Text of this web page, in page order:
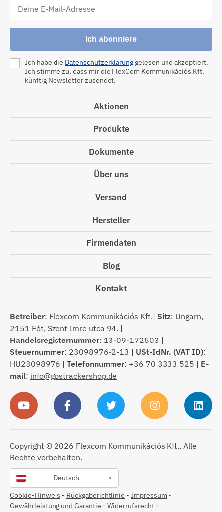
Ich abonniere
Ich habe die Datenschutzerklärung gelesen und akzeptiert.
Ich stimme zu, dass mir die FlexCom Kommunikációs Kft.
künftig Newsletter zusendet.
Aktionen
Produkte
Dokumente
Über uns
Versand
Hersteller
Firmendaten
Blog
Kontakt
Betreiber: Flexcom Kommunikációs Kft.| Sitz: Ungarn,
2151 Fót, Szent Imre utca 94. |
Handelsregisternummer: 13-09-172503 |
Steuernummer: 23098976-2-13 | USt-IdNr. (VAT ID):
HU23098976 | Telefonnummer: +36 70 3333 525 | E-
mail: info@gpstrackershop.de
Copyright © 2026 Flexcom Kommunikációs Kft., Alle
Rechte vorbehalten.
Deutsch ▼
Cookie-Hinweis - Rückgaberichtlinie - Impressum -
Gewährleistung und Garantie - Widerrufsrecht -